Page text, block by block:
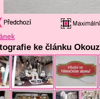
ke článku